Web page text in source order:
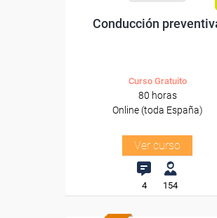
Conducción
Curso Gratuito
80 horas
Online (toda España)
Ver curso
4 154